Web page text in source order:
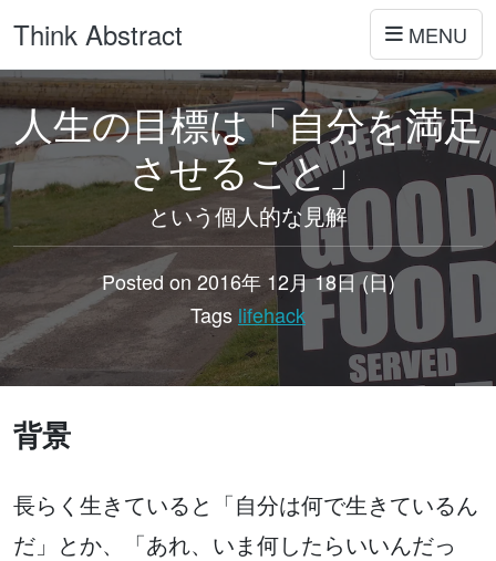
Think Abstract MENU
人生の目標は「自分を満足
させること」
という個人的な見解
Posted on 2016年 12月 18日 (日)
Tags lifehack
lifehack
背景
長らく生きていると「自分は何で生きているん
だ」とか、「あれ、いま何したらいいんだっ